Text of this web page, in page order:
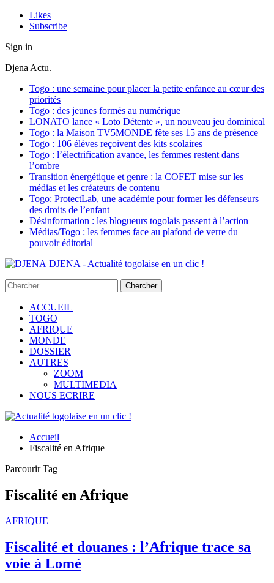
Likes
Subscribe
Sign in
Djena Actu.
Togo : une semaine pour placer la petite enfance au cœur des
priorités
Togo : des jeunes formés au numérique
LONATO lance « Loto Détente », un nouveau jeu dominical
Togo : la Maison TV5MONDE fête ses 15 ans de présence
Togo : 106 élèves reçoivent des kits scolaires
Togo : l’électrification avance, les femmes restent dans
l’ombre
Transition énergétique et genre : la COFET mise sur les
médias et les créateurs de contenu
Togo: ProtectLab, une académie pour former les défenseurs
des droits de l’enfant
Désinformation : les blogueurs togolais passent à l’action
Médias/Togo : les femmes face au plafond de verre du
pouvoir éditorial
DJENA - Actualité togolaise en un clic !
ACCUEIL
TOGO
AFRIQUE
MONDE
DOSSIER
AUTRES
ZOOM
MULTIMEDIA
NOUS ECRIRE
Accueil
Fiscalité en Afrique
Parcourir Tag
Fiscalité en Afrique
AFRIQUE
Fiscalité et douanes : l’Afrique trace sa
voie à Lomé